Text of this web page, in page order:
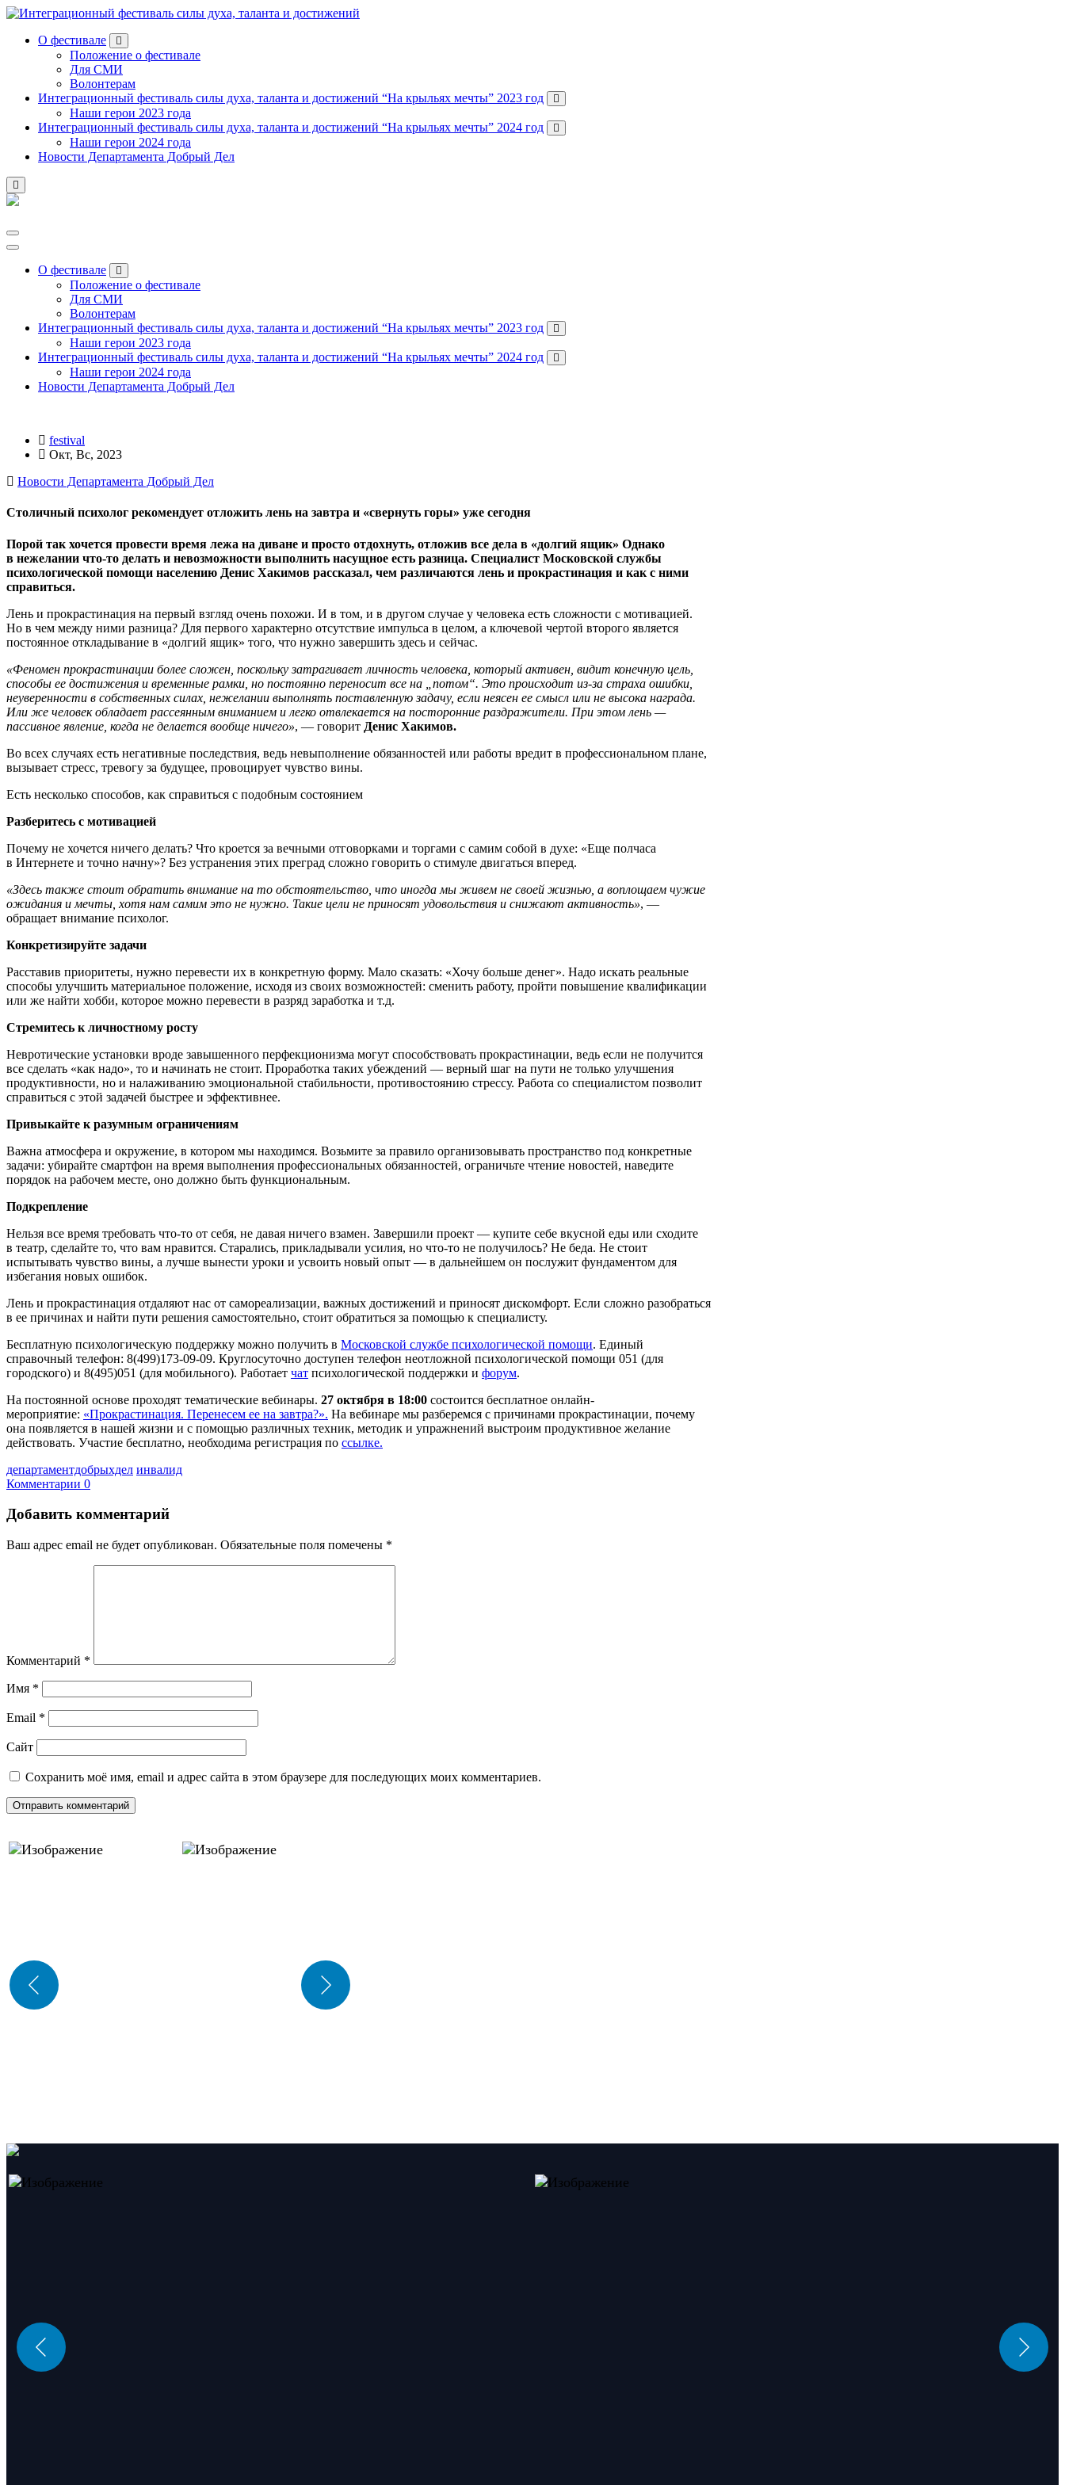
Перейти
содержанию
О фестивале
Положение о фестивале
Для СМИ
Волонтерам
Интеграционный фестиваль силы духа, таланта и достижений “На крыльях мечты” 2023 год
Наши герои 2023 года
Интеграционный фестиваль силы духа, таланта и достижений “На крыльях мечты” 2024 год
Наши герои 2024 года
Новости Департамента Добрый Дел
О фестивале
Положение о фестивале
Для СМИ
Волонтерам
Интеграционный фестиваль силы духа, таланта и достижений “На крыльях мечты” 2023 год
Наши герои 2023 года
Интеграционный фестиваль силы духа, таланта и достижений “На крыльях мечты” 2024 год
Наши герои 2024 года
Новости Департамента Добрый Дел
festival
Окт, Вс, 2023
Новости Департамента Добрый Дел
Столичный психолог рекомендует отложить лень на завтра и «свернуть горы» уже сегодня
Порой так хочется провести время лежа на диване и просто отдохнуть, отложив все дела в «долгий ящик» Однако
в нежелании что-то делать и невозможности выполнить насущное есть разница. Специалист Московской службы
психологической помощи населению Денис Хакимов рассказал, чем различаются лень и прокрастинация и как с ними
справиться.
Лень и прокрастинация на первый взгляд очень похожи. И в том, и в другом случае у человека есть сложности с мотивацией.
Но в чем между ними разница? Для первого характерно отсутствие импульса в целом, а ключевой чертой второго является
постоянное откладывание в «долгий ящик» того, что нужно завершить здесь и сейчас.
«Феномен прокрастинации более сложен, поскольку затрагивает личность человека, который активен, видит конечную цель,
способы ее достижения и временные рамки, но постоянно переносит все на „потом“. Это происходит из-за страха ошибки,
неуверенности в собственных силах, нежелании выполнять поставленную задачу, если неясен ее смысл или не высока награда.
Или же человек обладает рассеянным вниманием и легко отвлекается на посторонние раздражители. При этом лень —
пассивное явление, когда не делается вообще ничего», — говорит Денис Хакимов.
Во всех случаях есть негативные последствия, ведь невыполнение обязанностей или работы вредит в профессиональном плане,
вызывает стресс, тревогу за будущее, провоцирует чувство вины.
Есть несколько способов, как справиться с подобным состоянием
Разберитесь с мотивацией
Почему не хочется ничего делать? Что кроется за вечными отговорками и торгами с самим собой в духе: «Еще полчаса
в Интернете и точно начну»? Без устранения этих преград сложно говорить о стимуле двигаться вперед.
«Здесь также стоит обратить внимание на то обстоятельство, что иногда мы живем не своей жизнью, а воплощаем чужие
ожидания и мечты, хотя нам самим это не нужно. Такие цели не приносят удовольствия и снижают активность», —
обращает внимание психолог.
Конкретизируйте задачи
Расставив приоритеты, нужно перевести их в конкретную форму. Мало сказать: «Хочу больше денег». Надо искать реальные
способы улучшить материальное положение, исходя из своих возможностей: сменить работу, пройти повышение квалификации
или же найти хобби, которое можно перевести в разряд заработка и т.д.
Стремитесь к личностному росту
Невротические установки вроде завышенного перфекционизма могут способствовать прокрастинации, ведь если не получится
все сделать «как надо», то и начинать не стоит. Проработка таких убеждений — верный шаг на пути не только улучшения
продуктивности, но и налаживанию эмоциональной стабильности, противостоянию стрессу. Работа со специалистом позволит
справиться с этой задачей быстрее и эффективнее.
Привыкайте к разумным ограничениям
Важна атмосфера и окружение, в котором мы находимся. Возьмите за правило организовывать пространство под конкретные
задачи: убирайте смартфон на время выполнения профессиональных обязанностей, ограничьте чтение новостей, наведите
порядок на рабочем месте, оно должно быть функциональным.
Подкрепление
Нельзя все время требовать что-то от себя, не давая ничего взамен. Завершили проект — купите себе вкусной еды или сходите
в театр, сделайте то, что вам нравится. Старались, прикладывали усилия, но что-то не получилось? Не беда. Не стоит
испытывать чувство вины, а лучше вынести уроки и усвоить новый опыт — в дальнейшем он послужит фундаментом для
избегания новых ошибок.
Лень и прокрастинация отдаляют нас от самореализации, важных достижений и приносят дискомфорт. Если сложно разобраться
в ее причинах и найти пути решения самостоятельно, стоит обратиться за помощью к специалисту.
Бесплатную психологическую поддержку можно получить в Московской службе психологической помощи. Единый
справочный телефон: 8(499)173-09-09. Круглосуточно доступен телефон неотложной психологической помощи 051 (для
городского) и 8(495)051 (для мобильного). Работает чат психологической поддержки и форум.
На постоянной основе проходят тематические вебинары. 27 октября в 18:00 состоится бесплатное онлайн-
мероприятие: «Прокрастинация. Перенесем ее на завтра?». На вебинаре мы разберемся с причинами прокрастинации, почему
она появляется в нашей жизни и с помощью различных техник, методик и упражнений выстроим продуктивное желание
действовать. Участие бесплатно, необходима регистрация по ссылке.
департаментдобрыхдел инвалид
Комментарии 0
Добавить комментарий
Ваш адрес email не будет опубликован. Обязательные поля помечены *
Комментарий *
Имя *
Email *
Сайт
Сохранить моё имя, email и адрес сайта в этом браузере для последующих моих комментариев.